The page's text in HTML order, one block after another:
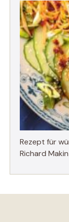
Rezept für
Richard Makin